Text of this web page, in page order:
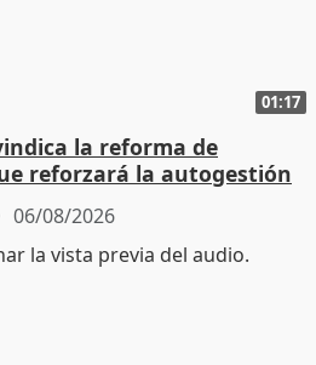
01:17
la reforma de
reforzará la autogestión
06/08/2026